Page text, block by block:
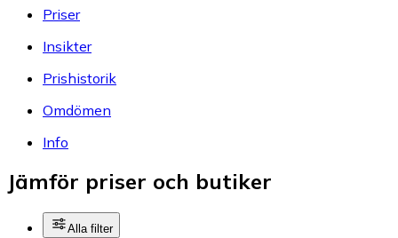
Priser
Insikter
Prishistorik
Omdömen
Info
Jämför priser och butiker
Alla filter